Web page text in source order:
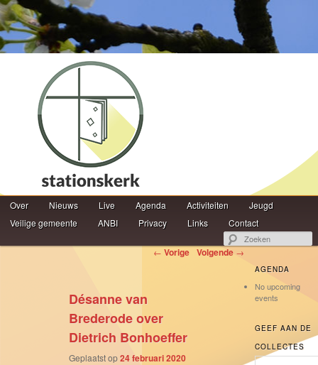
Hoofdmenu
Spring naar de primaire inhoud
Spring naar de secundaire inhoud
Over Nieuws Live Agenda Activiteiten
Jeugd
Veilige gemeente
ANBI Privacy Links Contact
Berichtnavigatie ← Vorige Volgende →
Désanne van
Brederode over
Dietrich Bonhoeffer
Geplaatst op24 februari 2020
AGENDA
No upcoming
events
GEEF AAN DE
COLLECTES